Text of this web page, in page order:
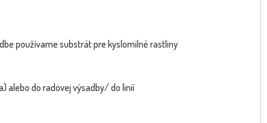
používame substrát pre kyslomilné rastliny
alebo do radovej výsadby/ do linií